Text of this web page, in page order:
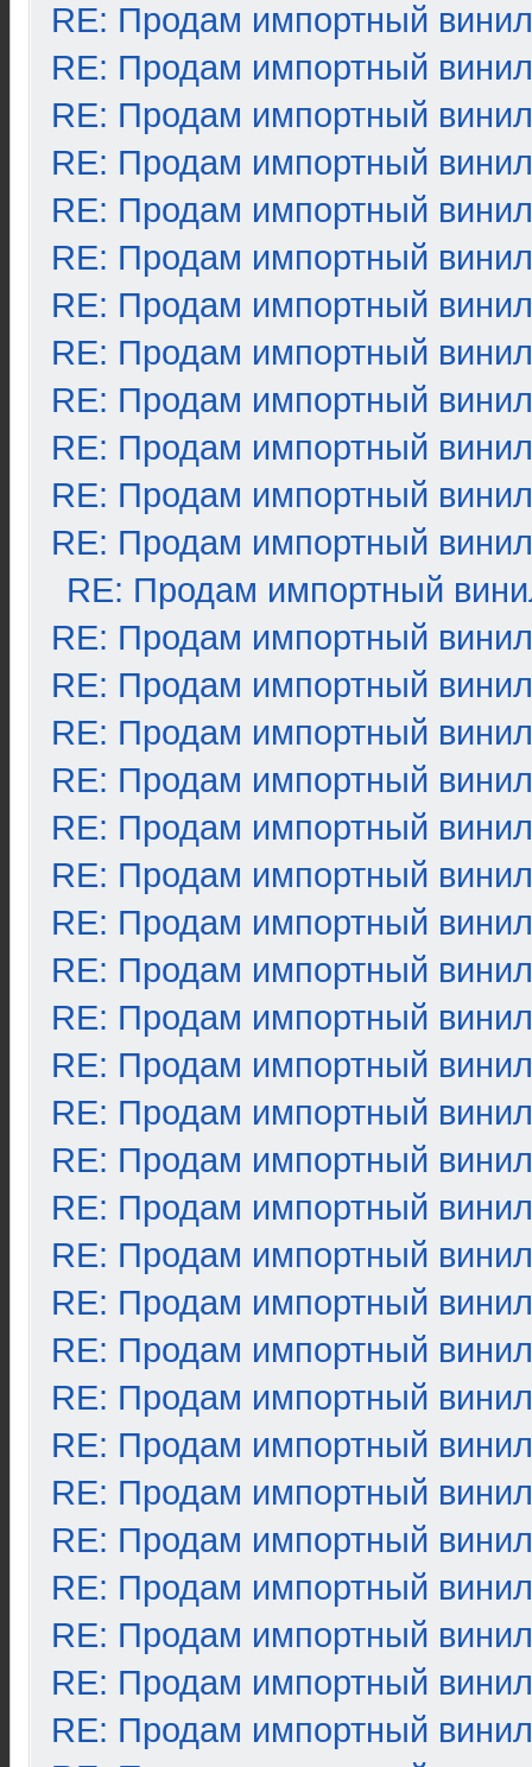
RE: Продам импортный винил
RE: Продам импортный винил
RE: Продам импортный винил
RE: Продам импортный винил
RE: Продам импортный винил
RE: Продам импортный винил
RE: Продам импортный винил
RE: Продам импортный винил
RE: Продам импортный винил
RE: Продам импортный винил
RE: Продам импортный винил
RE: Продам импортный винил
RE: Продам импортный
RE: Продам импортный винил
RE: Продам импортный винил
RE: Продам импортный винил
RE: Продам импортный винил
RE: Продам импортный винил
RE: Продам импортный винил
RE: Продам импортный винил
RE: Продам импортный винил
RE: Продам импортный винил
RE: Продам импортный винил
RE: Продам импортный винил
RE: Продам импортный винил
RE: Продам импортный винил
RE: Продам импортный винил
RE: Продам импортный винил
RE: Продам импортный винил
RE: Продам импортный винил
RE: Продам импортный винил
RE: Продам импортный винил
RE: Продам импортный винил
RE: Продам импортный винил
RE: Продам импортный винил
RE: Продам импортный винил
RE: Продам импортный винил